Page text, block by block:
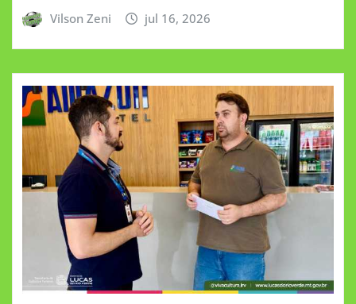
Vilson Zeni jul 16, 2026